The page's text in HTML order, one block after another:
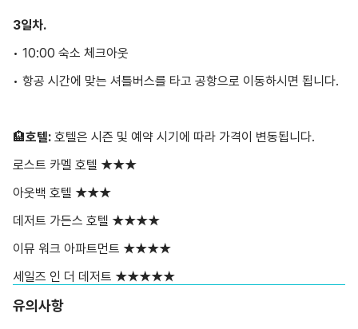
3일차.
• 10:00 숙소 체크아웃
• 항공 시간에 맞는 셔틀버스를 타고 공항으로 이동하시면 됩니다.
🏨호텔: 호텔은 시즌 및 예약 시기에 따라 가격이 변동됩니다.
로스트 카멜 호텔 ★★★
아웃백 호텔 ★★★
데저트 가든스 호텔 ★★★★
이뮤 워크 아파트먼트 ★★★★
세일즈 인 더 데저트 ★★★★★
유의사항